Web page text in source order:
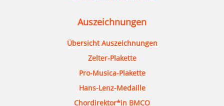
Auszeichnungen
Übersicht Auszeichnungen
Zelter-Plakette
Pro-Musica-Plakette
Hans-Lenz-Medaille
Chordirektor*in BMCO